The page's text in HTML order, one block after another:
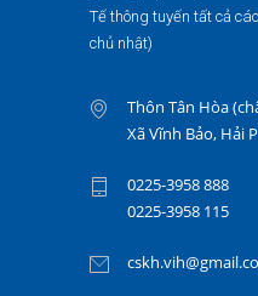
Tế thông tuyến tất cả
chủ nhật)
Thôn Tân Hòa
Xã Vĩnh Bảo, Hải
0225-3958 888
0225-3958 115